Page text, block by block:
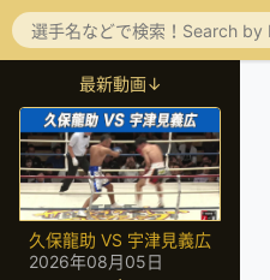
最新動画↓
久保龍助 VS 宇津見義広
2026年08月05日